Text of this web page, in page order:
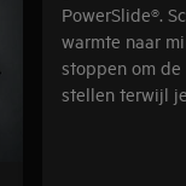
PowerSlide®.
warmte naar
stoppen om
stellen terwijl